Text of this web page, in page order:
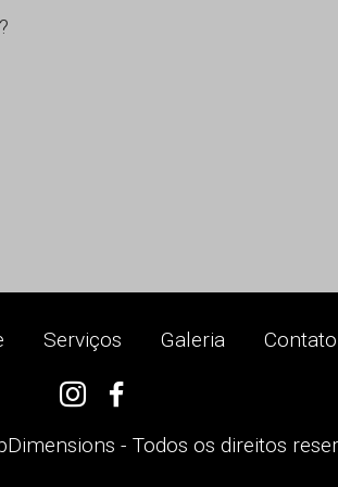
Serviços Galeria Contato
- Todos os direitos